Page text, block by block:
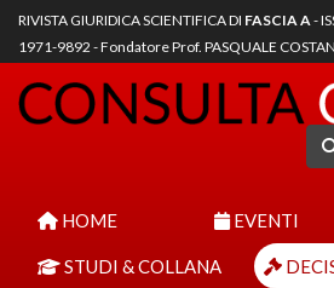
RIVISTA GIURIDICA SCIENTIFICA DI FASCIA A-
1971-9892 - Fondatore Prof. PASQUALE
HOME EVENTI
STUDI & COLLANA